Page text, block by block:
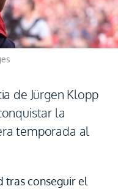
de Jürgen Klopp
la
temporada al
tras conseguir el